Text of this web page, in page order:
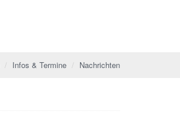
Infos & Termine Nachrichten